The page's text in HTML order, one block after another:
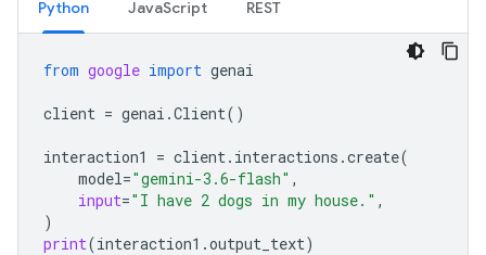
Python JavaScript REST
from google import genai
client = genai .Client()
interaction1 = client. interactions .create(
model="gemini-3.6-flash" ,
input="I have 2 dogs in my house." ,
)
print(interaction1 .output_text)